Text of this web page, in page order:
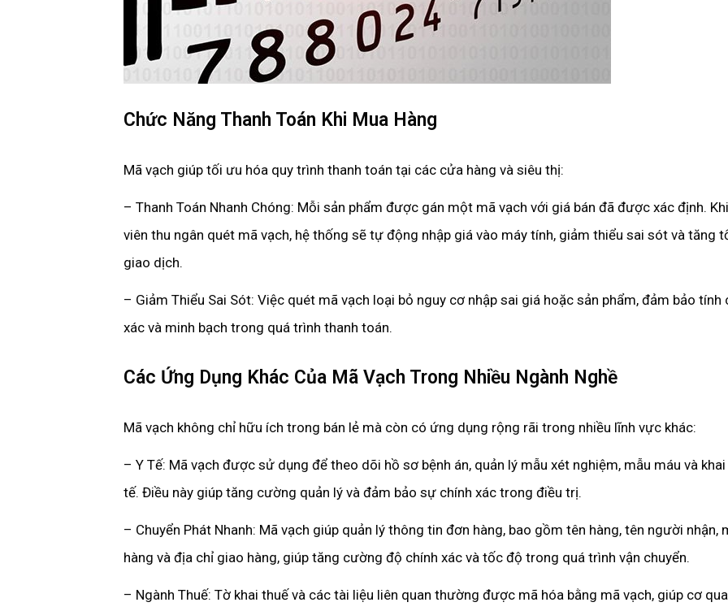
Chức Năng Thanh Toán Khi Mua Hàng
Mã vạch giúp tối ưu hóa quy trình thanh toán tại các cửa hàng và siêu thị:
– Thanh Toán Nhanh Chóng: Mỗi sản phẩm được gán một mã vạch với giá bán đã được xác định.
viên thu ngân quét mã vạch, hệ thống sẽ tự động nhập giá vào máy tính, giảm thiểu sai sót và tăng
giao dịch.
– Giảm Thiểu Sai Sót: Việc quét mã vạch loại bỏ nguy cơ nhập sai giá hoặc sản phẩm, đảm bảo tính
xác và minh bạch trong quá trình thanh toán.
Các Ứng Dụng Khác Của Mã Vạch Trong Nhiều Ngành Nghề
Mã vạch không chỉ hữu ích trong bán lẻ mà còn có ứng dụng rộng rãi trong nhiều lĩnh vực khác:
– Y Tế: Mã vạch được sử dụng để theo dõi hồ sơ bệnh án, quản lý mẫu xét nghiệm, mẫu máu và
tế. Điều này giúp tăng cường quản lý và đảm bảo sự chính xác trong điều trị.
– Chuyển Phát Nhanh: Mã vạch giúp quản lý thông tin đơn hàng, bao gồm tên hàng, tên người nhận,
hàng và địa chỉ giao hàng, giúp tăng cường độ chính xác và tốc độ trong quá trình vận chuyển.
– Ngành Thuế: Tờ khai thuế và các tài liệu liên quan thường được mã hóa bằng mã vạch, giúp cơ